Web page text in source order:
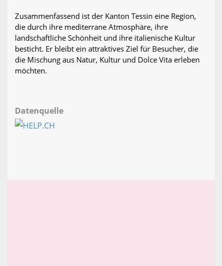
Zusammenfassend ist der Kanton Tessin eine Region,
die durch ihre mediterrane Atmosphäre, ihre
landschaftliche Schönheit und ihre italienische Kultur
besticht. Er bleibt ein attraktives Ziel für Besucher, die
die Mischung aus Natur, Kultur und Dolce Vita erleben
möchten.
Datenquelle